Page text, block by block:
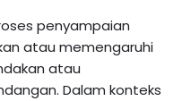
penyampaian
atau memengaruhi
atau
Dalam konteks